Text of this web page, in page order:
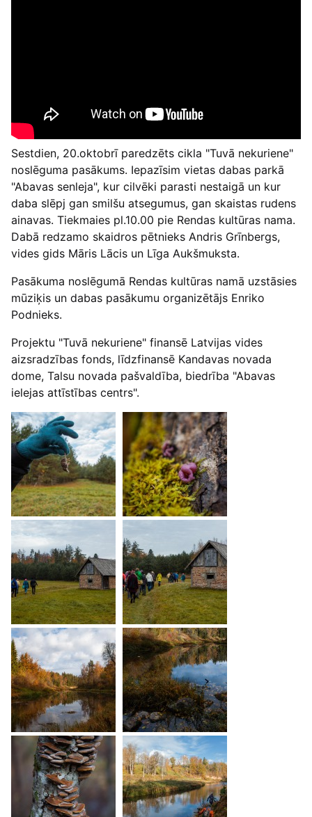
Sestdien, 20.oktobrī paredzēts cikla "Tuvā nekuriene"
noslēguma pasākums. Iepazīsim vietas dabas parkā
"Abavas senleja", kur cilvēki parasti nestaigā un kur
daba slēpj gan smilšu atsegumus, gan skaistas rudens
ainavas. Tiekmaies pl.10.00 pie Rendas kultūras nama.
Dabā redzamo skaidros pētnieks Andris Grīnbergs,
vides gids Māris Lācis un Līga Aukšmuksta.
Pasākuma noslēgumā Rendas kultūras namā uzstāsies
mūziķis un dabas pasākumu organizētājs Enriko
Podnieks.
Projektu "Tuvā nekuriene" finansē Latvijas vides
aizsradzības fonds, līdzfinansē Kandavas novada
dome, Talsu novada pašvaldība, biedrība "Abavas
ielejas attīstības centrs".